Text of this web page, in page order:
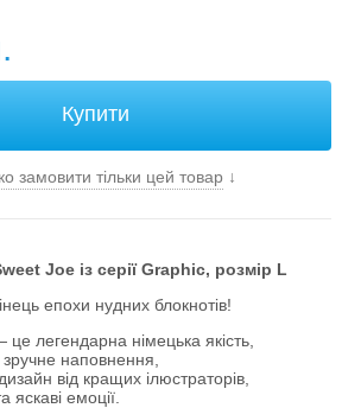
замовити тільки цей товар↓
Joe із серії Graphic, розмір L
епохи нудних блокнотів!
легендарна німецька якість,
наповнення,
від кращих ілюстраторів,
яскаві емоції.